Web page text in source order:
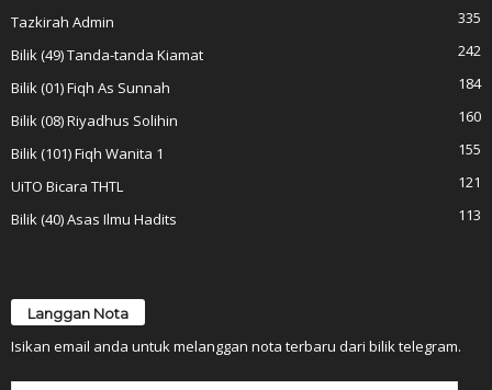
Tazkirah Admin
335
Bilik (49) Tanda-tanda Kiamat
242
Bilik (01) Fiqh As Sunnah
184
Bilik (08) Riyadhus Solihin
160
Bilik (101) Fiqh Wanita 1
155
UiTO Bicara THTL
121
Bilik (40) Asas Ilmu Hadits
113
Langgan Nota
Isikan email anda untuk melanggan nota terbaru dari bilik telegram.